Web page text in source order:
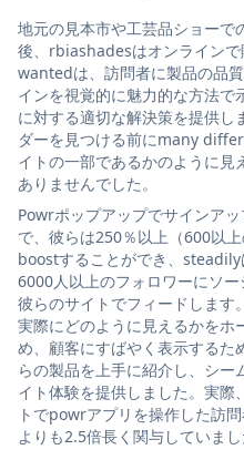
地元の見本市や工芸品ショー
後、rbiashadesはオンラインで
wantedは、訪問者に製品の品
インを視覚的に魅力的な方法
に対する適切な解決策を提供
ダーを見つける前にmany
イトの一部であるかのように見
ありませんでした。
Powrポップアップでサインア
で、彼らは250％以上（600以
boostすることができ、
6000人以上のフォロワーにソ
彼らのサイトでフィードしま
実際にどのように見えるかを
め、顧客にすばやく表示するた
らの製品を上手に紹介し、シ
イト体験を提供しました。実
トでpowrアプリを操作した訪
よりも2.5倍長く関与していまし